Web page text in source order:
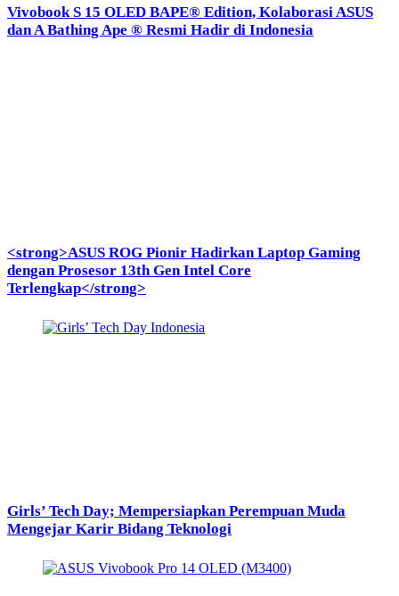
Vivobook S 15 OLED BAPE® Edition, Kolaborasi ASUS
dan A Bathing Ape ® Resmi Hadir di Indonesia
<strong>ASUS ROG Pionir Hadirkan Laptop Gaming
dengan Prosesor 13th Gen Intel Core
Terlengkap</strong>
Girls’ Tech Day; Mempersiapkan Perempuan Muda
Mengejar Karir Bidang Teknologi